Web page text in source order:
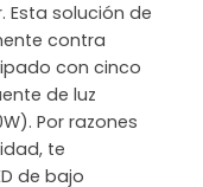
solución de
contra
con cinco
de luz
Por razones
te
de bajo